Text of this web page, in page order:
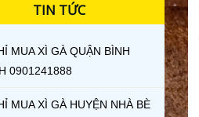
TIN TỨC
MUA XÌ GÀ QUẬN BÌNH
0901241888
MUA XÌ GÀ HUYỆN NHÀ BÈ